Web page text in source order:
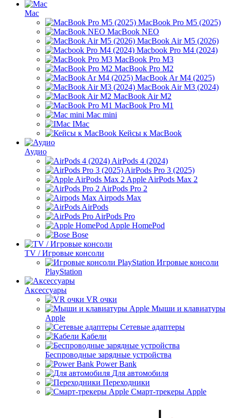
Mac
MacBook Pro M5 (2025)
MacBook NEO
MacBook Air M5 (2026)
Macbook Pro M4 (2024)
MacBook Pro M3
MacBook Pro M2
MacBook Ar M4 (2025)
MacBook Air M3 (2024)
MacBook Air M2
MacBook Pro M1
Mac mini
IMac
Кейсы к MacBook
Аудио
AirPods 4 (2024)
AirPods Pro 3 (2025)
Apple AirPods Max 2
AirPods Pro 2
Airpods Max
AirPods
AirPods Pro
Apple HomePod
Bose
TV / Игровые консоли
Игровые консоли
PlayStation
Аксессуары
VR очки
Мыши и клавиатуры
Apple
Сетевые адаптеры
Кабели
Беспроводные зарядные устройства
Power Bank
Для автомобиля
Переходники
Смарт-трекеры Apple